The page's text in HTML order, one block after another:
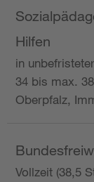
Hilfen
in
34 bis max.
Oberpfalz,
Vollzeit (38,5